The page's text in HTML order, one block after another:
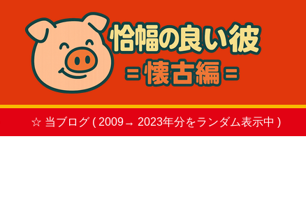
☆ 当ブログ ( 2009→ 2023年分をランダム表示中 )